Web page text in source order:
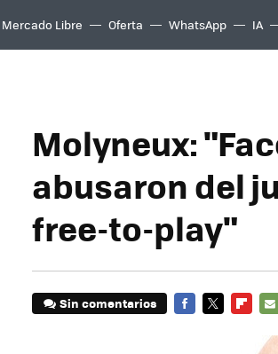
Mercado Libre Oferta WhatsApp IA
Molyneux:
abusaron del
free-to-play"
Sin comentarios
MAIL